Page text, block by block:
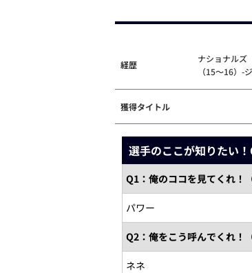
経歴
ナショナルズ
（15～16）-
獲得タイトル
選手のここが知りたい
Q1：俺のココを見てくれ！
パワー
Q2：俺をこう呼んでくれ！
ネネ